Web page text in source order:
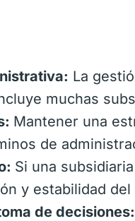
La
muchas
Mantener una
de
Si una
y estabilidad
de decisiones: